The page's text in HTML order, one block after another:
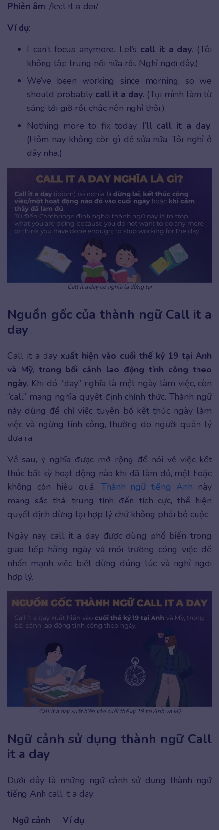
Phiên âm: /kɔːl ɪt ə deɪ/
Ví dụ:
I can’t focus anymore. Let’s call it a day. (Tôi
không tập trung nổi nữa rồi. Nghỉ ngơi đây.)
We’ve been working since morning, so we
should probably call it a day. (Tụi mình làm từ
sáng tới giờ rồi, chắc nên nghỉ thôi.)
Nothing more to fix today. I’ll call it a day.
(Hôm nay không còn gì để sửa nữa. Tôi nghỉ ở
đây nha.)
Call it a day có nghĩa là dừng lại
Nguồn gốc của thành ngữ Call it a
day
Call it a day xuất hiện vào cuối thế kỷ 19 tại Anh
và Mỹ,trong bối cảnh lao động tính công theo
ngày. Khi đó, “day” nghĩa là một ngày làm việc, còn
“call” mang nghĩa quyết định chính thức. Thành ngữ
này dùng để chỉ việc tuyên bố kết thúc ngày làm
việc và ngừng tính công, thường do người quản lý
đưa ra.
Về sau, ý nghĩa được mở rộng để nói về việc kết
thúc bất kỳ hoạt động nào khi đã làm đủ, mệt hoặc
không còn hiệu quả. Thành ngữ tiếng Anh này
mang sắc thái trung tính đến tích cực, thể hiện
quyết định dừng lại hợp lý chứ không phải bỏ cuộc.
Ngày nay, call it a day được dùng phổ biến trong
giao tiếp hằng ngày và môi trường công việc để
nhấn mạnh việc biết dừng đúng lúc và nghỉ ngơi
hợp lý.
Call it a day xuất hiện vào cuối thế kỷ 19 tại Anh và Mỹ
Ngữ cảnh sử dụng thành ngữ Call
it a day
Dưới đây là những ngữ cảnh sử dụng thành ngữ
tiếng Anh call it a day:
Ngữ cảnh Ví dụ